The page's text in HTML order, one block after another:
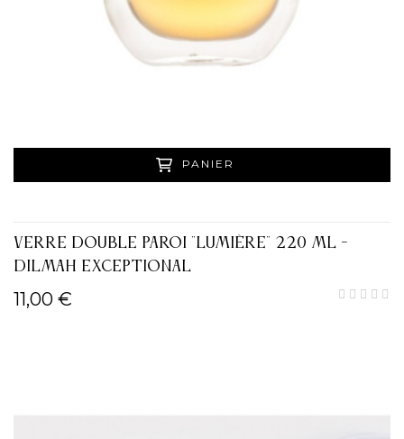
PANIER
VERRE DOUBLE PAROI "LUMIÈRE" 220 ML -
DILMAH EXCEPTIONAL
11,00 €